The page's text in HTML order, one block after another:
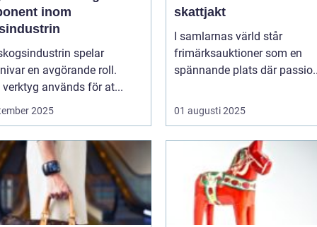
inom
spelar
en avgörande roll.
verktyg används för at...
2025
skattjakt
I samlarnas värld står
frimärksauktioner som en
spännande plats där
01 augusti 2025